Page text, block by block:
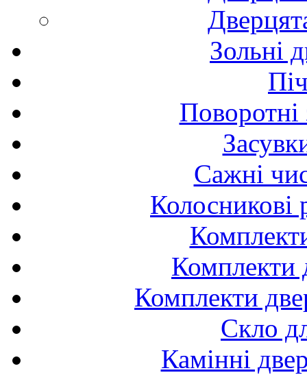
Зольні
Поворотні
Сажні
Колосникові
Комплекти
Комплекти
Скло
Камінні